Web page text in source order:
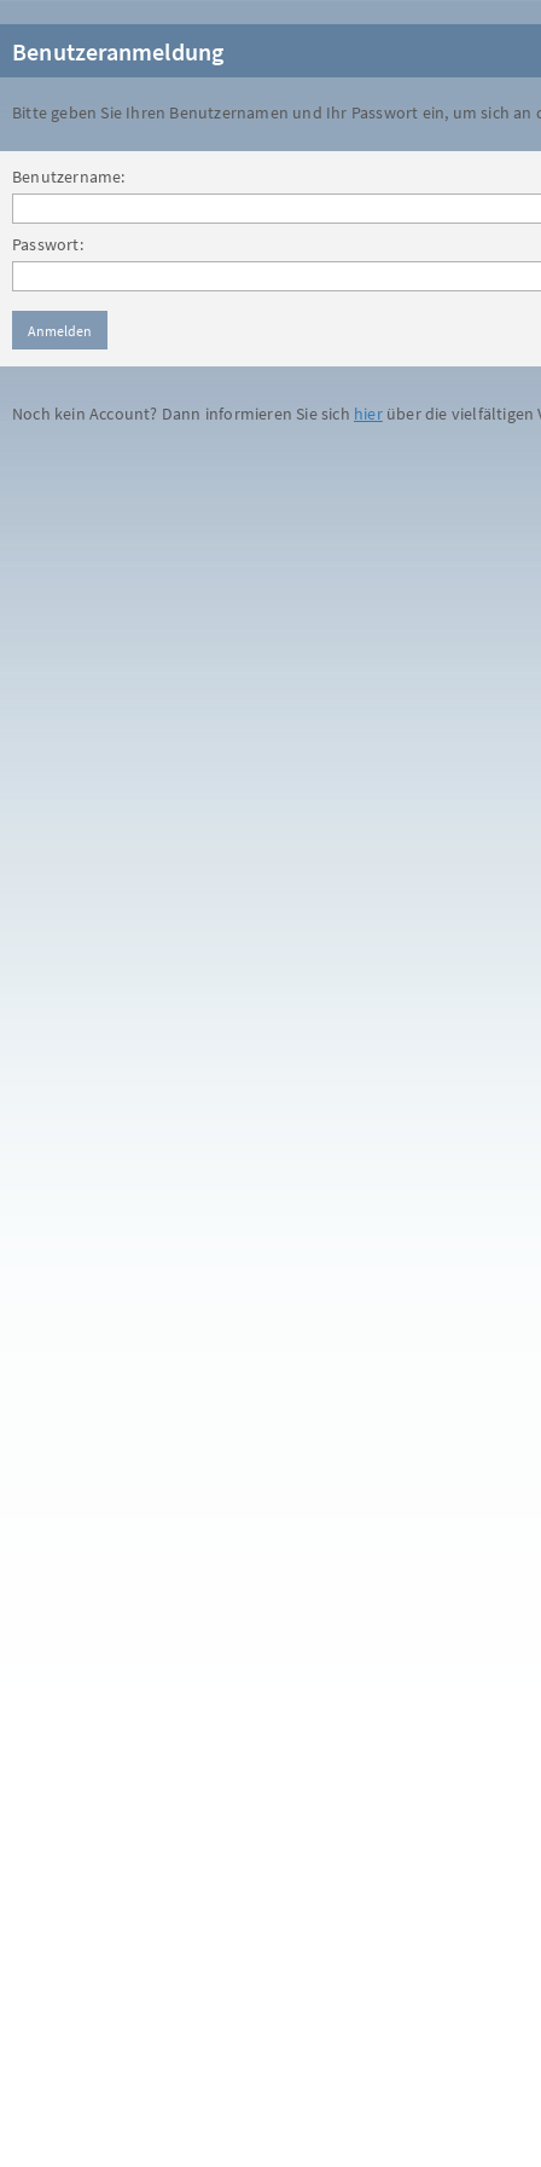
Benutzeranmeldung
Bitte geben Sie Ihren Benutzernamen und Ihr Passwort ein, um sich an
Benutzername:
Passwort:
Noch kein Account? Dann informieren Sie sich hierüber die vielfältigen